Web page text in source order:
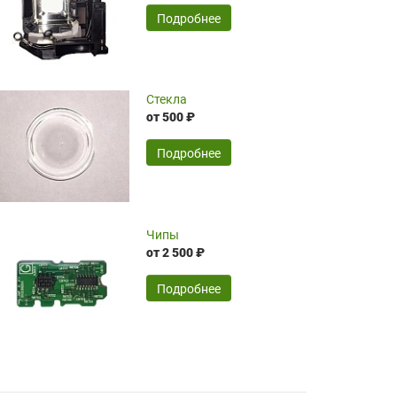
временные затраты по достаточно
оптимизированной стоимости, чему
чрезмерно благодарны!)))
SERGEY FOURSOV,24.04.2026
широкий ассортимент ламп, как оригиналов,
так и аналогов.Быстрое оформление и
передача в доставку, приемлемые цены. Мне
понравилось.
Читать полностью
16.04.2026
Подробнее
Стекла
от 500 ₽
Подробнее
Чипы
от 2 500 ₽
Подробнее